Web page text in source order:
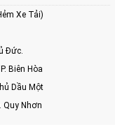
Xe Tải)
Đức.
Biên Hòa
Dầu Một
Quy Nhơn